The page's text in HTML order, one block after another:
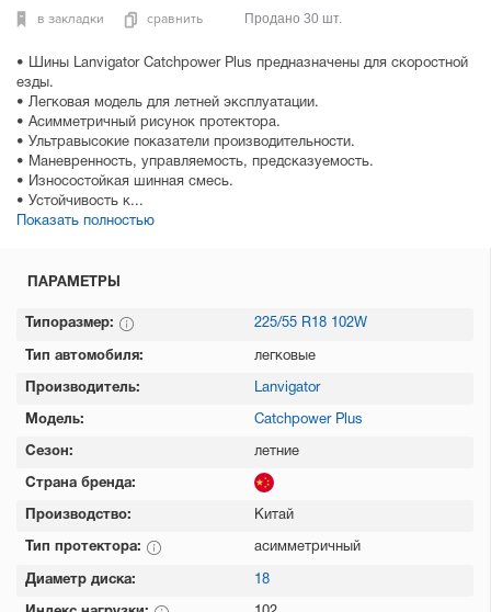
• Шины Lanvigator Catchpower Plus предназначены для скоростной
езды.
• Легковая модель для летней эксплуатации.
• Асимметричный рисунок протектора.
• Ультравысокие показатели производительности.
• Маневренность, управляемость, предсказуемость.
• Износостойкая шинная смесь.
• Устойчивость к...
Показать полностью
в закладки сравнить Продано 30 шт.
ПАРАМЕТРЫ
Типоразмер: 225/55 R18 102W
Тип автомобиля: легковые
Производитель: Lanvigator
Модель: Catchpower Plus
Сезон: летние
Страна бренда:
Производство: Китай
Тип протектора: асимметричный
Диаметр диска: 18